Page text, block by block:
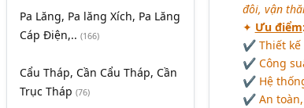
Pa Lăng, Pa lăng Xích, Pa Lăng
Cáp Điện,.. (166)
Cẩu Tháp, Cần Cẩu Tháp, Cần
Trục Tháp (76)
đôi, vận
✦ Ưu điểm:
✔ Thiết kế
✔ Công
✔ Hệ
✔ An toàn,